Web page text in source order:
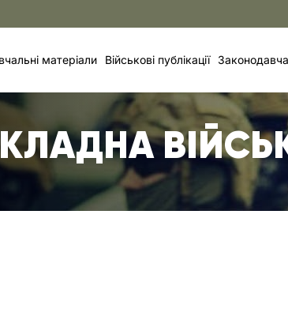
матеріали Військові публікації